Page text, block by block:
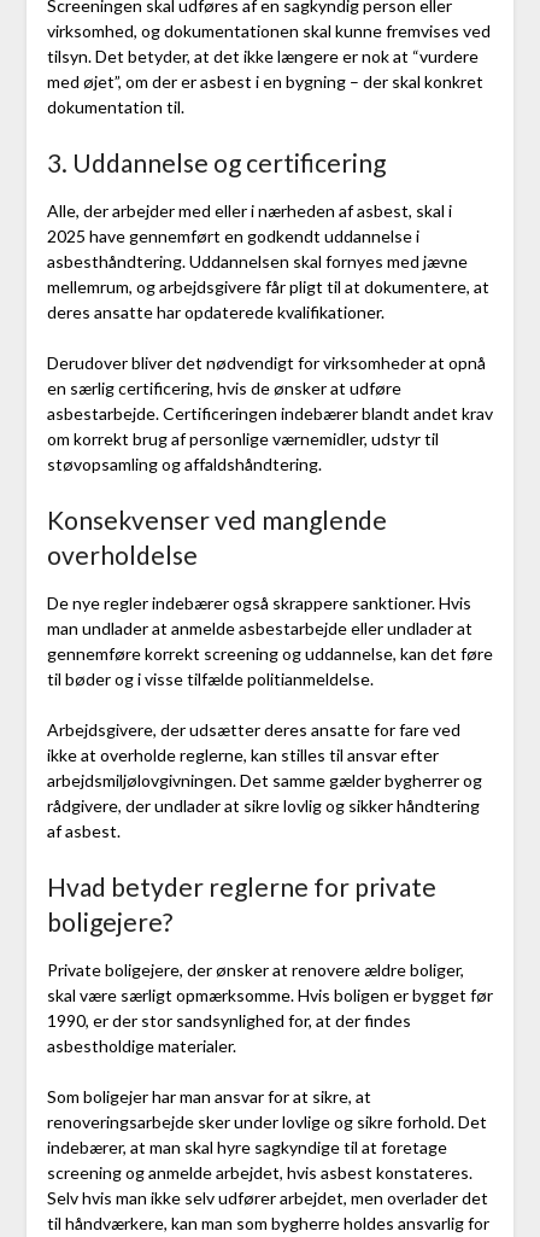
Screeningen skal udføres af en sagkyndig person eller
virksomhed, og dokumentationen skal kunne fremvises ved
tilsyn. Det betyder, at det ikke længere er nok at “vurdere
med øjet”, om der er asbest i en bygning – der skal konkret
dokumentation til.
3. Uddannelse og certificering
Alle, der arbejder med eller i nærheden af asbest, skal i
2025 have gennemført en godkendt uddannelse i
asbesthåndtering. Uddannelsen skal fornyes med jævne
mellemrum, og arbejdsgivere får pligt til at dokumentere, at
deres ansatte har opdaterede kvalifikationer.
Derudover bliver det nødvendigt for virksomheder at opnå
en særlig certificering, hvis de ønsker at udføre
asbestarbejde. Certificeringen indebærer blandt andet krav
om korrekt brug af personlige værnemidler, udstyr til
støvopsamling og affaldshåndtering.
Konsekvenser ved manglende
overholdelse
De nye regler indebærer også skrappere sanktioner. Hvis
man undlader at anmelde asbestarbejde eller undlader at
gennemføre korrekt screening og uddannelse, kan det føre
til bøder og i visse tilfælde politianmeldelse.
Arbejdsgivere, der udsætter deres ansatte for fare ved
ikke at overholde reglerne, kan stilles til ansvar efter
arbejdsmiljølovgivningen. Det samme gælder bygherrer og
rådgivere, der undlader at sikre lovlig og sikker håndtering
af asbest.
Hvad betyder reglerne for private
boligejere?
Private boligejere, der ønsker at renovere ældre boliger,
skal være særligt opmærksomme. Hvis boligen er bygget før
1990, er der stor sandsynlighed for, at der findes
asbestholdige materialer.
Som boligejer har man ansvar for at sikre, at
renoveringsarbejde sker under lovlige og sikre forhold. Det
indebærer, at man skal hyre sagkyndige til at foretage
screening og anmelde arbejdet, hvis asbest konstateres.
Selv hvis man ikke selv udfører arbejdet, men overlader det
til håndværkere, kan man som bygherre holdes ansvarlig for